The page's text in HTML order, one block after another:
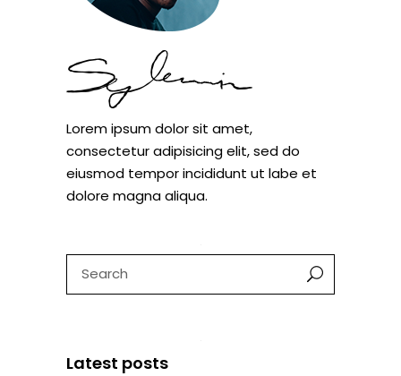
Lorem ipsum dolor sit amet,
consectetur adipisicing elit, sed do
eiusmod tempor incididunt ut labe et
dolore magna aliqua.
Search
Latest posts